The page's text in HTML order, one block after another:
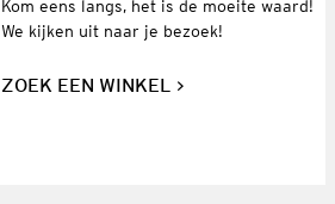
Kom eens langs, het is de moeite waard!
We kijken uit naar je bezoek!
ZOEK EEN WINKEL